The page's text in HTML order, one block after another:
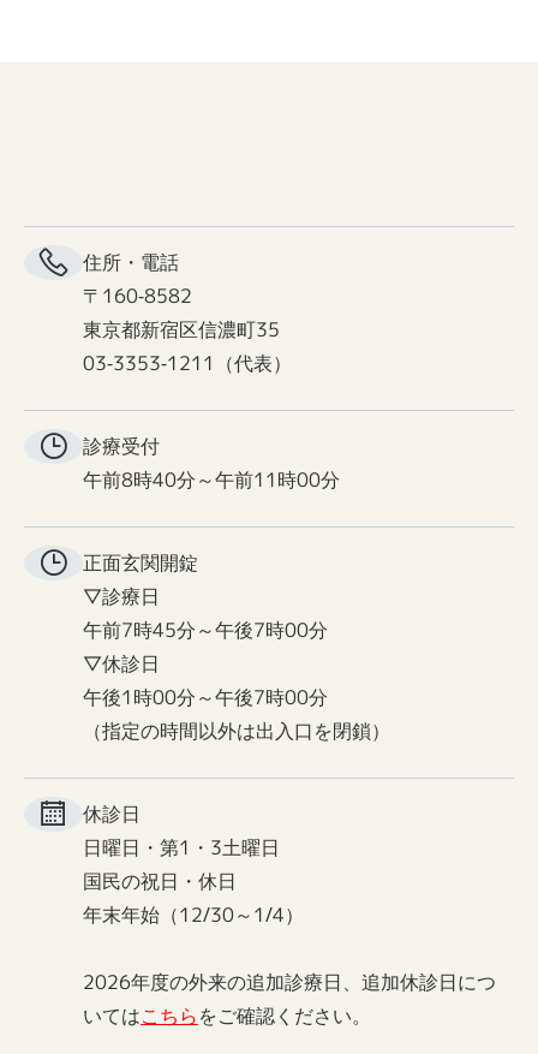
住所・電話
〒160-8582
東京都新宿区信濃町35
03-3353-1211（代表）
診療受付
午前8時40分～午前11時00分
正面玄関開錠
▽診療日
午前7時45分～午後7時00分
▽休診日
午後1時00分～午後7時00分
（指定の時間以外は出入口を閉鎖）
休診日
日曜日・第1・3土曜日
国民の祝日・休日
年末年始（12/30～1/4）
2026年度の外来の追加診療日、追加休診日につ
いてはこちらをご確認ください。